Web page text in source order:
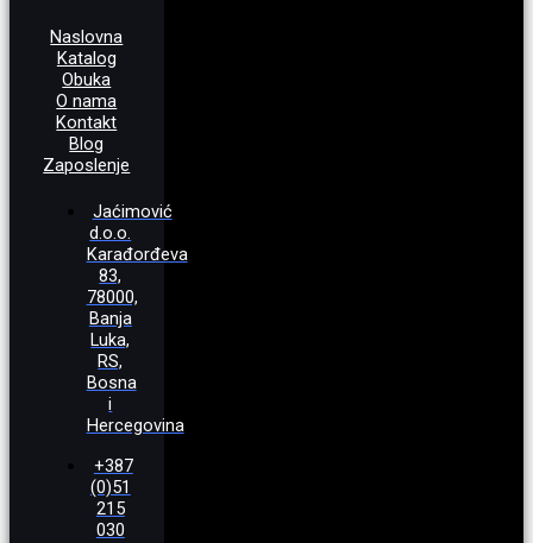
Naslovna
Katalog
Obuka
O nama
Kontakt
Blog
Zaposlenje
Jaćimović
d.o.o.
Karađorđeva
83,
78000,
Banja
Luka,
RS,
Bosna
i
Hercegovina
+387
(0)51
215
030